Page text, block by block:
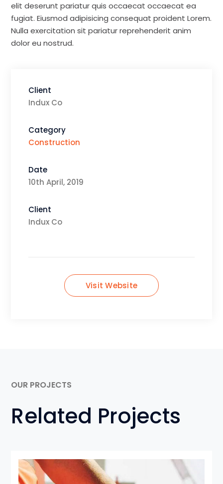
elit deserunt pariatur quis occaecat occaecat ea
fugiat. Eiusmod adipisicing consequat proident Lorem.
Nulla exercitation sit pariatur reprehenderit anim
dolor eu nostrud.
Client
Indux Co
Category
Construction
Date
10th April, 2019
Client
Indux Co
Visit Website
OUR PROJECTS
Related Projects